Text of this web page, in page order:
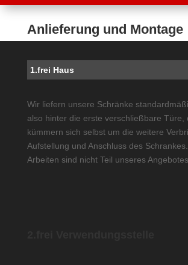
Anlieferung und Montage
1.frei Haus
Wir liefern unsere Schränke
also hinter die erste verschließbare Türe,
kümmern sich selbst um die weitere
Aufstellung und Anschluss des
Arbeiten sind nicht Teil unseres Angebotes.